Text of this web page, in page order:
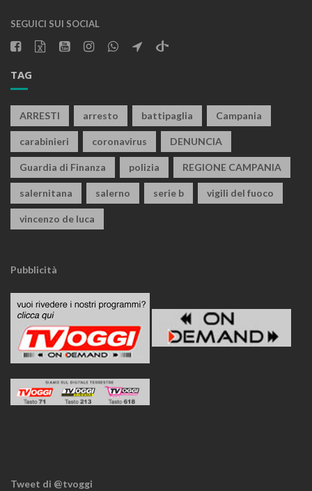
SEGUICI SUI SOCIAL
TAG
ARRESTI arresto battipaglia Campania
carabinieri coronavirus DENUNCIA
Guardia di Finanza polizia REGIONE CAMPANIA
salernitana salerno serie b vigili del fuoco
vincenzo de luca
Pubblicità
Tweet di @tvoggi